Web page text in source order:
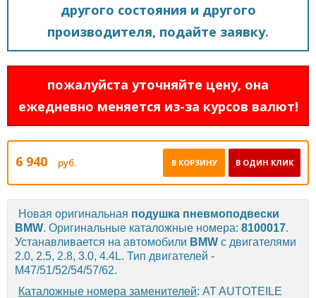
другого состояния и другого
производителя, подайте заявку.
пожалуйста уточняйте цену, она
ежедневно меняется из-за курсов валют!
6 940 руб. В ОДИН КЛИК
В КОРЗИНУ
Новая оригинальная подушка пневмоподвески
BMW. Оригинальные каталожные номера: 8100017.
Устанавливается на автомобили BMW с двигателями
2.0, 2.5, 2.8, 3.0, 4.4L. Тип двигателей -
M47/51/52/54/57/62.
Каталожные номера заменителей: AT AUTOTEILE